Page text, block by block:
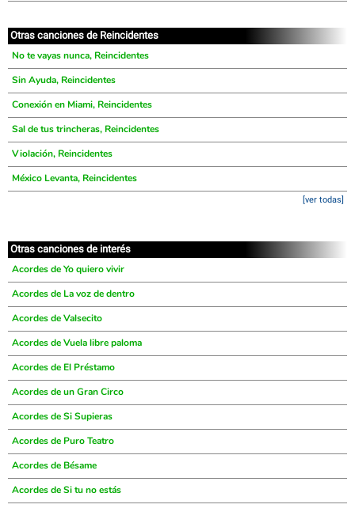
Otras canciones de Reincidentes
No te vayas nunca, Reincidentes
Sin Ayuda, Reincidentes
Conexión en Miami, Reincidentes
Sal de tus trincheras, Reincidentes
Violación, Reincidentes
México Levanta, Reincidentes
[ver todas]
Otras canciones de interés
Acordes de Yo quiero vivir
Acordes de La voz de dentro
Acordes de Valsecito
Acordes de Vuela libre paloma
Acordes de El Préstamo
Acordes de un Gran Circo
Acordes de Si Supieras
Acordes de Puro Teatro
Acordes de Bésame
Acordes de Si tu no estás